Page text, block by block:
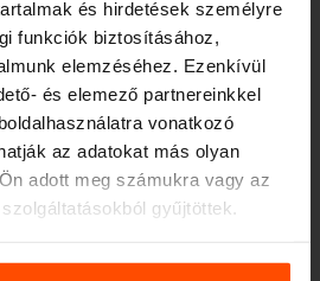
és hirdetések személyre
funkciók biztosításához,
elemzéséhez. Ezenkívül
és elemező partnereinkkel
vonatkozó
az adatokat más olyan
adott meg számukra vagy az
gyűjtöttek.
látogasson el aPrinciples
park